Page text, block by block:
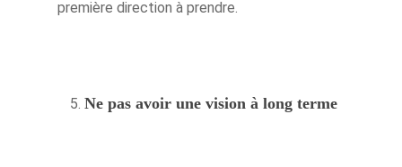
première direction à prendre.
Ne pas avoir une vision à long terme